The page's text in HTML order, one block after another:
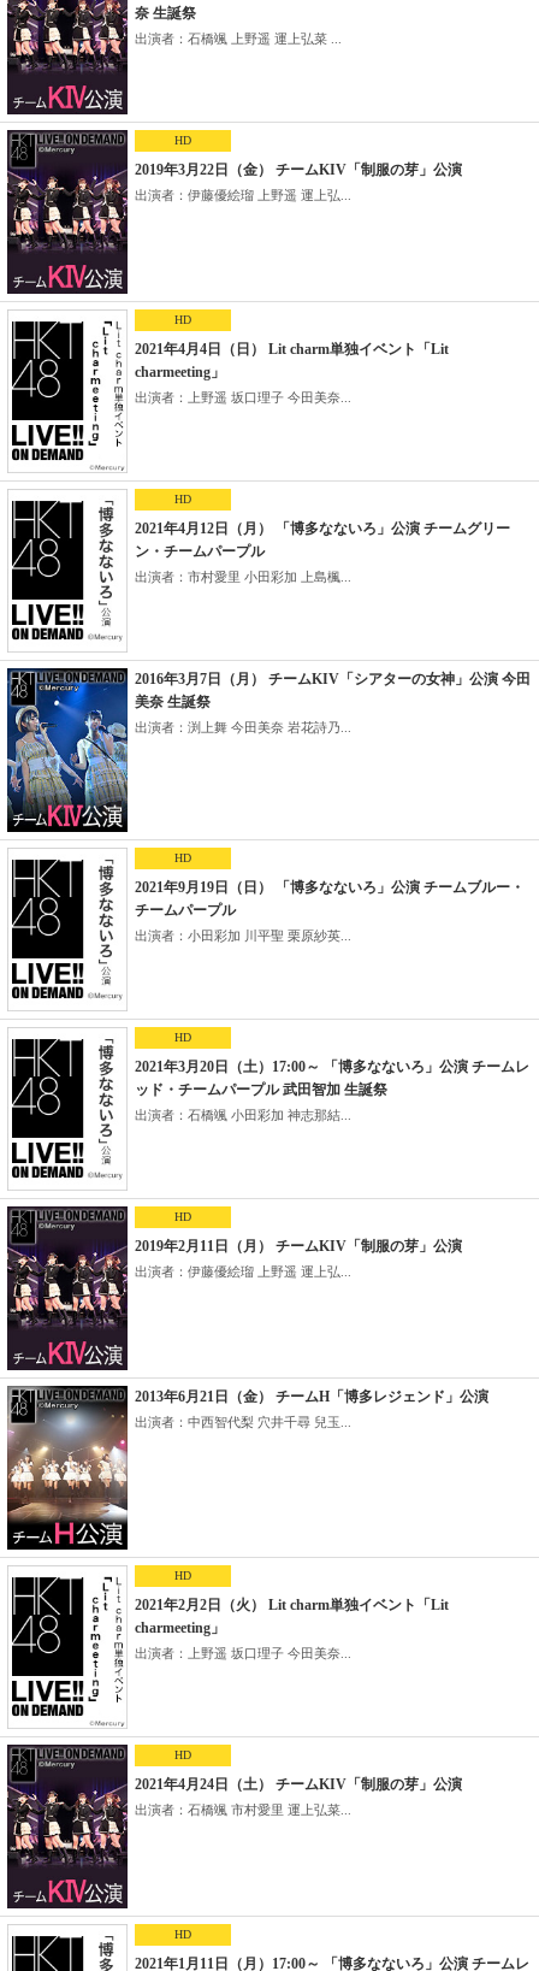
奈 生誕祭
出演者：石橋颯 上野遥 運上弘菜 ...
HD
2019年3月22日（金） チームKIV「制服の芽」公演
出演者：伊藤優絵瑠 上野遥 運上弘...
HD
2021年4月4日（日） Lit charm単独イベント「Lit
charmeeting」
出演者：上野遥 坂口理子 今田美奈...
HD
2021年4月12日（月） 「博多なないろ」公演 チームグリー
ン・チームパープル
出演者：市村愛里 小田彩加 上島楓...
2016年3月7日（月） チームKIV「シアターの女神」公演 今田
美奈 生誕祭
出演者：渕上舞 今田美奈 岩花詩乃...
HD
2021年9月19日（日） 「博多なないろ」公演 チームブルー・
チームパープル
出演者：小田彩加 川平聖 栗原紗英...
HD
2021年3月20日（土）17:00～ 「博多なないろ」公演 チームレ
ッド・チームパープル 武田智加 生誕祭
出演者：石橋颯 小田彩加 神志那結...
HD
2019年2月11日（月） チームKIV「制服の芽」公演
出演者：伊藤優絵瑠 上野遥 運上弘...
2013年6月21日（金） チームH「博多レジェンド」公演
出演者：中西智代梨 穴井千尋 兒玉...
HD
2021年2月2日（火） Lit charm単独イベント「Lit
charmeeting」
出演者：上野遥 坂口理子 今田美奈...
HD
2021年4月24日（土） チームKIV「制服の芽」公演
出演者：石橋颯 市村愛里 運上弘菜...
HD
2021年1月11日（月）17:00～ 「博多なないろ」公演 チームレ